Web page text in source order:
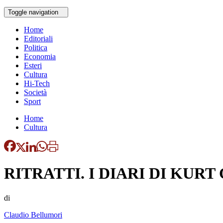
Toggle navigation
Home
Editoriali
Politica
Economia
Esteri
Cultura
Hi-Tech
Società
Sport
Home
Cultura
RITRATTI. I DIARI DI KURT
di
Claudio Bellumori